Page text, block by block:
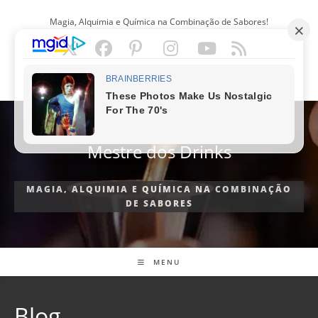
Magia, Alquimia e Química na Combinação de Sabores!
PORTUGUÊS
Mestre dos Drinks
MAGIA, ALQUIMIA E QUÍMICA NA COMBINAÇÃO
DE SABORES
MENU